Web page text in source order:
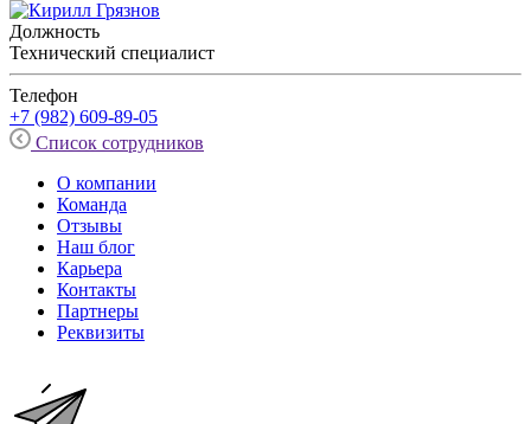
Должность
Технический специалист
Телефон
+7 (982) 609-89-05
Список сотрудников
О компании
Команда
Отзывы
Наш блог
Карьера
Контакты
Партнеры
Реквизиты